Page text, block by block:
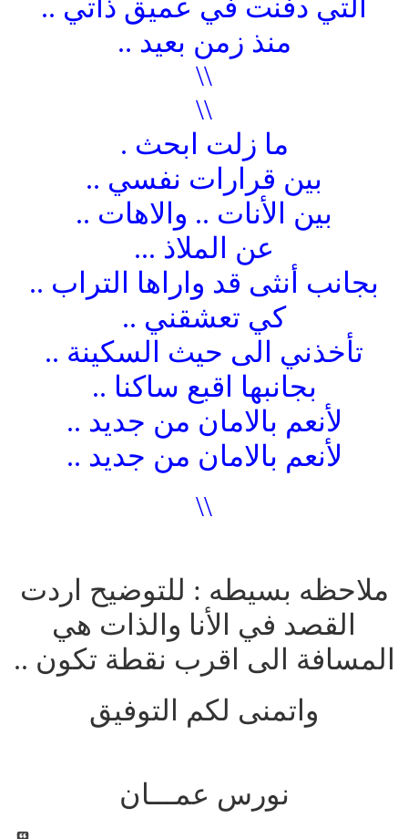
التي دفنت في عميق ذاتي ..
منذ زمن بعيد ..
\\
\\
ما زلت ابحث .
بين قرارات نفسي ..
بين الأنات .. والاهات ..
عن الملاذ ...
بجانب أنثى قد واراها التراب ..
كي تعشقني ..
تأخذني الى حيث السكينة ..
بجانبها اقبع ساكنا ..
لأنعم بالامان من جديد ..
لأنعم بالامان من جديد ..
\\
ملاحظه بسيطه : للتوضيح اردت
القصد في الأنا والذات هي
المسافة الى اقرب نقطة تكون ..
واتمنى لكم التوفيق
نورس عمـــان